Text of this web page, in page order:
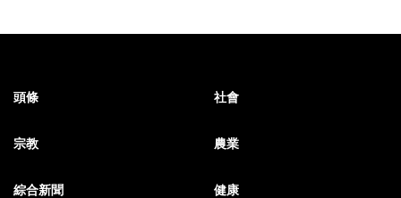
頭條 社會
宗教 農業
綜合新聞 健康